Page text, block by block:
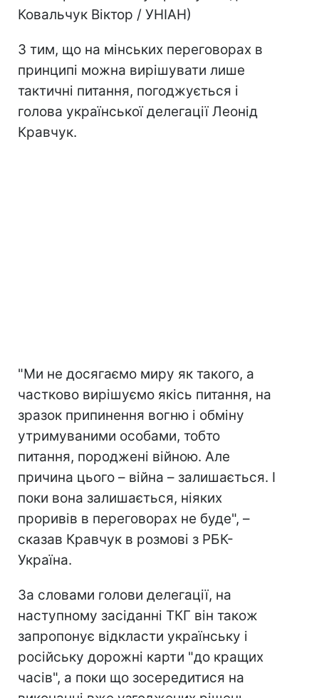
Ковальчук Віктор / УНІАН)
З тим, що на мінських переговорах в
принципі можна вирішувати лише
тактичні питання, погоджується і
голова української делегації Леонід
Кравчук.
"Ми не досягаємо миру як такого, а
частково вирішуємо якісь питання, на
зразок припинення вогню і обміну
утримуваними особами, тобто
питання, породжені війною. Але
причина цього – війна – залишається. І
поки вона залишається, ніяких
проривів в переговорах не буде", –
сказав Кравчук в розмові з РБК-
Україна.
За словами голови делегації, на
наступному засіданні ТКГ він також
запропонує відкласти українську і
російську дорожні карти "до кращих
часів", а поки що зосередитися на